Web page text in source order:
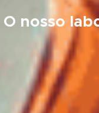
O nosso